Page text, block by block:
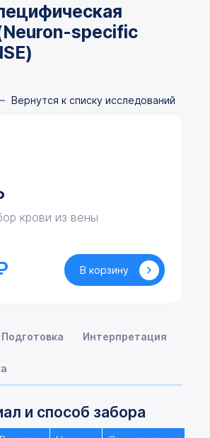
specific
Вернутся к списку исследований
Подготовка Интерпретация
и способ забора
крови из вены
В корзину